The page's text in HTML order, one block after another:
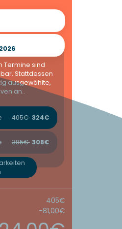
Termine sind
Stattdessen
ausgewählte,
an..
405€ 324€
385€ 308€
405€
-81,00€